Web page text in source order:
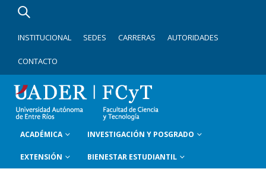
INSTITUCIONAL SEDES CARRERAS AUTORIDADES
CONTACTO
ACADÉMICA INVESTIGACIÓN Y POSGRADO
EXTENSIÓN BIENESTAR ESTUDIANTIL